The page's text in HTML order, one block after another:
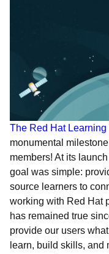
The Red Hat
monumental
members! At its
goal was simple:
source learners to
working with Red Hat
has remained true
provide our users
learn, build skills, and